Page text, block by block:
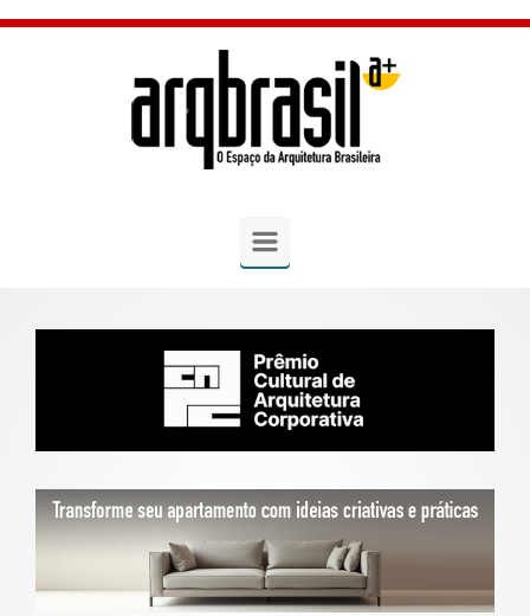
Skip to main content